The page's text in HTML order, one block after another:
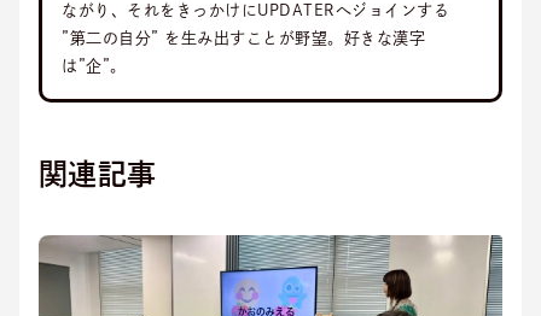
ながり、それをきっかけにUPDATERへジョインする
”第二の自分” を生み出すことが野望。好きな漢字
は”企”。
関連記事